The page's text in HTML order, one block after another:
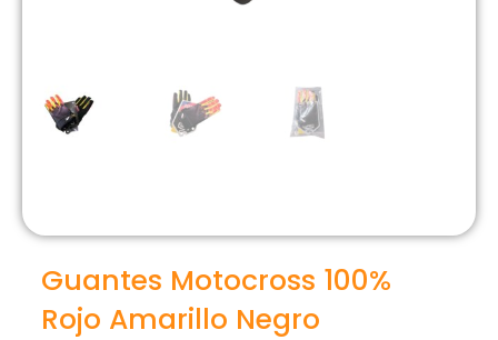
Guantes Motocross 100%
Rojo Amarillo Negro